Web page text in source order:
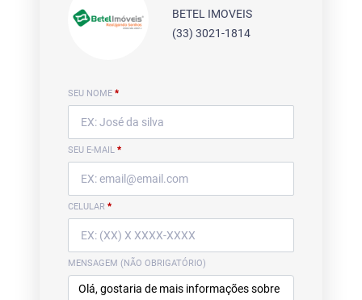
BETEL IMOVEIS
(33) 3021-1814
SEU NOME *
SEU E-MAIL *
CELULAR *
MENSAGEM (NÃO OBRIGATÓRIO)